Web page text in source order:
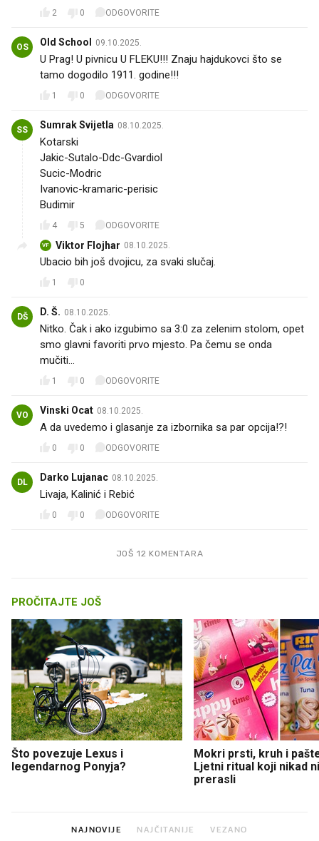
2 0 ODGOVORITE
OS Old School 09.10.2025.
U Prag! U pivnicu U FLEKU!!! Znaju hajdukovci što se
tamo dogodilo 1911. godine!!!
1 0 ODGOVORITE
SS Sumrak Svijetla 08.10.2025.
Kotarski
Jakic-Sutalo-Ddc-Gvardiol
Sucic-Modric
Ivanovic-kramaric-perisic
Budimir
4 5 ODGOVORITE
VF Viktor Flojhar 08.10.2025.
Ubacio bih još dvojicu, za svaki slučaj.
1 0
DŠ D. Š. 08.10.2025.
Nitko. Čak i ako izgubimo sa 3:0 za zelenim stolom, opet
smo glavni favoriti prvo mjesto. Pa čemu se onda
mučiti...
1 0 ODGOVORITE
VO Vinski Ocat 08.10.2025.
A da uvedemo i glasanje za izbornika sa par opcija!?!
0 0 ODGOVORITE
DL Darko Lujanac 08.10.2025.
Livaja, Kalinić i Rebić
0 0 ODGOVORITE
JOŠ 12 KOMENTARA
PROČITAJTE JOŠ
Što povezuje Lexus i
legendarnog Ponyja?
Mokri prsti, kruh i
Ljetni ritual koji nikad
prerasli
NAJNOVIJE NAJČITANIJE VEZANO